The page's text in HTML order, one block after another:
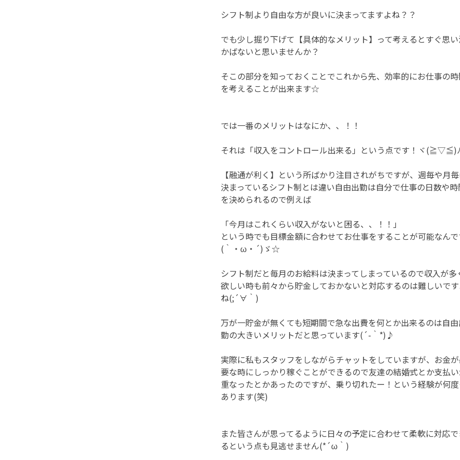
シフト制より自由な方が良いに決まってますよね？？
でも少し掘り下げて【具体的なメリット】って考えるとすぐ思
かばないと思いませんか？
そこの部分を知っておくことでこれから先、効率的にお仕事の
を考えることが出来ます☆
では一番のメリットはなにか、、！！
それは「収入をコントロール出来る」という点です！ヾ(≧▽≦)ﾉ
【融通が利く】という所ばかり注目されがちですが、週毎や月
決まっているシフト制とは違い自由出勤は自分で仕事の日数や時
を決められるので例えば
「今月はこれくらい収入がないと困る、、！！」
という時でも目標金額に合わせてお仕事をすることが可能なん
(｀・ω・´)ゞ☆
シフト制だと毎月のお給料は決まってしまっているので収入が多
欲しい時も前々から貯金しておかないと対応するのは難しいで
ね(;´∀｀)
万が一貯金が無くても短期間で急な出費を何とか出来るのは自
勤の大きいメリットだと思っています(´-｀*)♪
実際に私もスタッフをしながらチャットをしていますが、お金
要な時にしっかり稼ぐことができるので友達の結婚式とか支払
重なったとかあったのですが、乗り切れたー！という経験が何
あります(笑)
また皆さんが思ってるように日々の予定に合わせて柔軟に対応で
るという点も見逃せません(*´ω｀)